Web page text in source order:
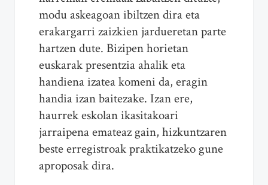
modu askeagoan ibiltzen dira eta
erakargarri zaizkien jardueretan parte
hartzen dute. Bizipen horietan
euskarak presentzia ahalik eta
handiena izatea komeni da, eragin
handia izan baitezake. Izan ere,
haurrek eskolan ikasitakoari
jarraipena emateaz gain, hizkuntzaren
beste erregistroak praktikatzeko gune
aproposak dira.